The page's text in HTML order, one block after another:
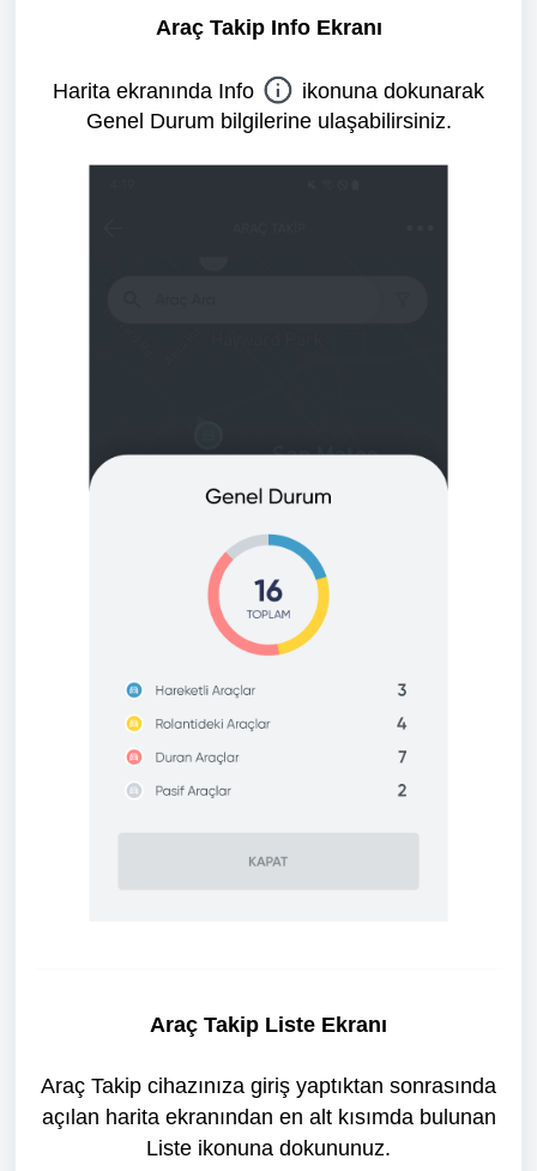
Araç Takip Info Ekranı
Harita ekranında Info
ikonuna dokunarak
Genel Durum bilgilerine ulaşabilirsiniz.
Araç Takip Liste Ekranı
Araç Takip cihazınıza giriş yaptıktan sonrasında
açılan harita ekranından en alt kısımda bulunan
Liste ikonuna dokununuz.